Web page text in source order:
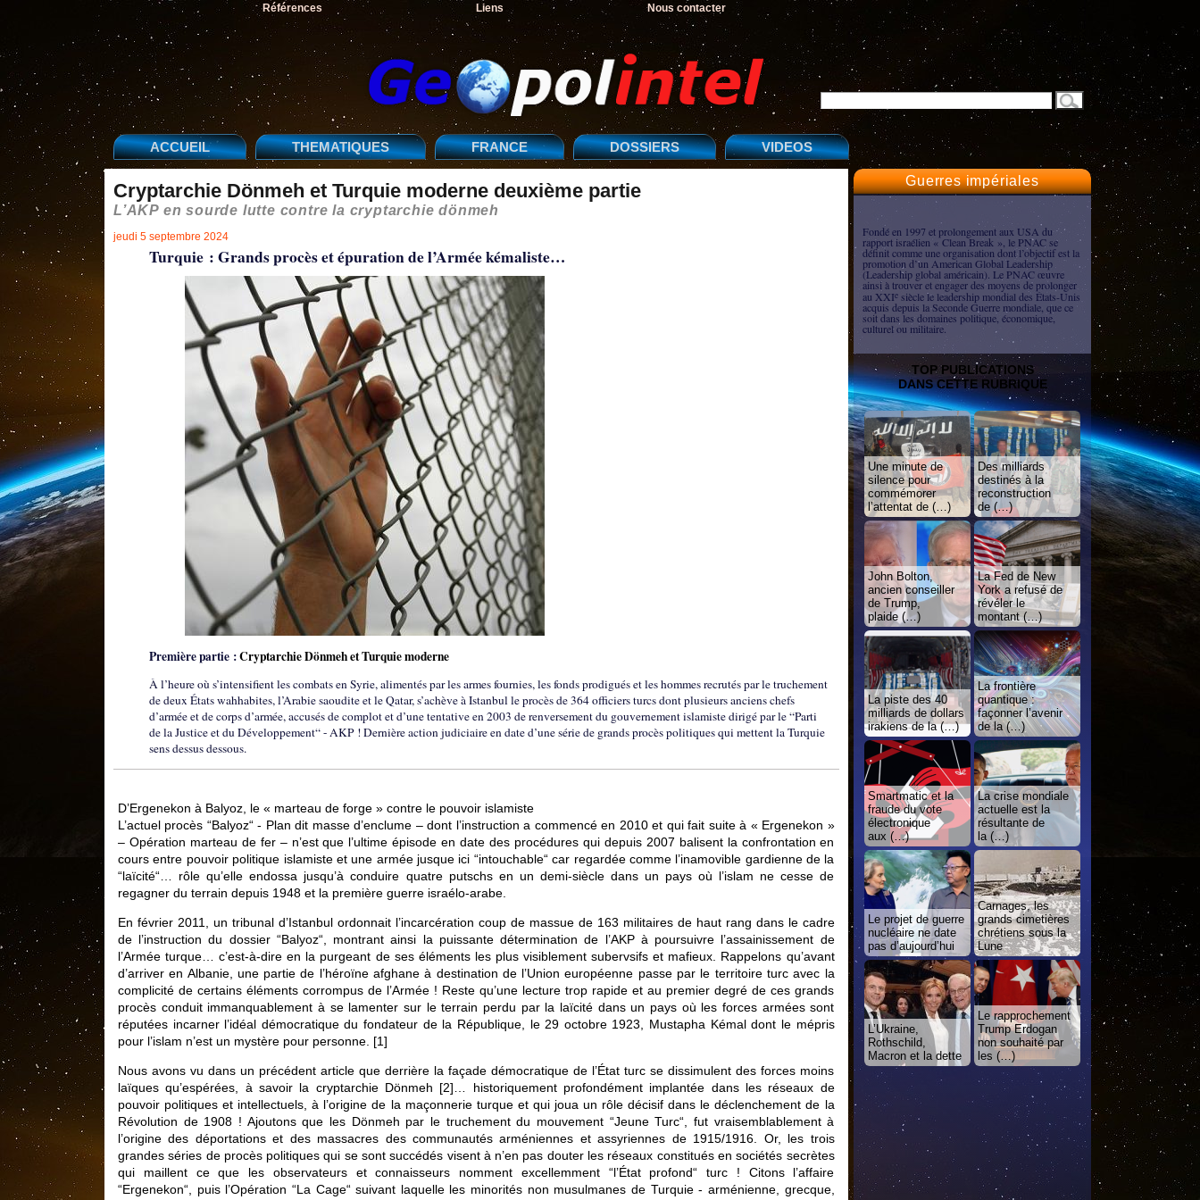
Références Liens Nous contacter
ACCUEIL THEMATIQUES FRANCE DOSSIERS VIDEOS
Cryptarchie Dönmeh et Turquie moderne deuxième partie
L’AKP en sourde lutte contre la cryptarchie dönmeh
jeudi 5 septembre 2024
Turquie : Grands procès et épuration de l’Armée kémaliste…
Première partie :Cryptarchie Dönmeh et Turquie moderne
À l’heure où s’intensifient les combats en Syrie, alimentés par les armes fournies, les fonds prodigués et les hommes recrutés par le truchement
de deux États wahhabites, l’Arabie saoudite et le Qatar, s’achève à Istanbul le procès de 364 officiers turcs dont plusieurs anciens chefs
d’armée et de corps d’armée, accusés de complot et d’une tentative en 2003 de renversement du gouvernement islamiste dirigé par le “Parti
de la Justice et du Développement“ - AKP ! Dernière action judiciaire en date d’une série de grands procès politiques qui mettent la Turquie
sens dessus dessous.
D’Ergenekon à Balyoz, le « marteau de forge » contre le pouvoir islamiste
L’actuel procès “Balyoz“ - Plan dit masse d’enclume – dont l’instruction a commencé en 2010 et qui fait suite à « Ergenekon »
– Opération marteau de fer – n’est que l’ultime épisode en date des procédures qui depuis 2007 balisent la confrontation en
cours entre pouvoir politique islamiste et une armée jusque ici “intouchable“ car regardée comme l’inamovible gardienne de la
“laïcité“… rôle qu’elle endossa jusqu’à conduire quatre putschs en un demi-siècle dans un pays où l’islam ne cesse de
regagner du terrain depuis 1948 et la première guerre israélo-arabe.
En février 2011, un tribunal d’Istanbul ordonnait l’incarcération coup de massue de 163 militaires de haut rang dans le cadre
de l’instruction du dossier “Balyoz“, montrant ainsi la puissante détermination de l’AKP à poursuivre l’assainissement de
l’Armée turque… c’est-à-dire en la purgeant de ses éléments les plus visiblement subervsifs et mafieux. Rappelons qu’avant
d’arriver en Albanie, une partie de l’héroïne afghane à destination de l’Union européenne passe par le territoire turc avec la
complicité de certains éléments corrompus de l’Armée ! Reste qu’une lecture trop rapide et au premier degré de ces grands
procès conduit immanquablement à se lamenter sur le terrain perdu par la laïcité dans un pays où les forces armées sont
réputées incarner l’idéal démocratique du fondateur de la République, le 29 octobre 1923, Mustapha Kémal dont le mépris
pour l’islam n’est un mystère pour personne. [1]
Nous avons vu dans un précédent article que derrière la façade démocratique de l’État turc se dissimulent des forces moins
laïques qu’espérées, à savoir la cryptarchie Dönmeh [2] … historiquement profondément implantée dans les réseaux de
pouvoir politiques et intellectuels, à l’origine de la maçonnerie turque et qui joua un rôle décisif dans le déclenchement de la
Révolution de 1908 ! Ajoutons que les Dönmeh par le truchement du mouvement “Jeune Turc“, fut vraisemblablement à
l’origine des déportations et des massacres des communautés arméniennes et assyriennes de 1915/1916. Or, les trois
grandes séries de procès politiques qui se sont succédés visent à n’en pas douter les réseaux constitués en sociétés secrètes
qui maillent ce que les observateurs et connaisseurs nomment excellemment “l’État profond“ turc ! Citons l’affaire
“Ergenekon“, puis l’Opération “La Cage“ suivant laquelle les minorités non musulmanes de Turquie - arménienne, grecque,
Guerres impériales
Fondé en 1997 et prolongement aux USA du
rapport israélien « Clean Break », le PNAC se
définit comme une organisation dont l’objectif est la
promotion d’un American Global Leadership
(Leadership global américain). Le PNAC œuvre
ainsi à trouver et engager des moyens de prolonger
au XXIe siècle le leadership mondial des États-Unis
acquis depuis la Seconde Guerre mondiale, que ce
soit dans les domaines politique, économique,
culturel ou militaire.
TOP PUBLICATIONS
DANS CETTE RUBRIQUE
Une minute de
silence pour
commémorer
l’attentat de (…)
Des milliards
destinés à la
reconstruction
de (…)
John Bolton,
ancien conseiller
de Trump,
plaide (…)
La Fed de New
York a refusé de
révéler le
montant (…)
La piste des 40
milliards de dollars
irakiens de la (…)
La frontière
quantique :
façonner l’avenir
de la (…)
Smartmatic et la
fraude du vote
électronique
aux (…)
La crise mondiale
actuelle est la
résultante de
la (…)
Le projet de guerre
nucléaire ne date
pas d’aujourd’hui
Carnages, les
grands cimetières
chrétiens sous la
Lune
L’Ukraine,
Rothschild,
Macron et la dette
Le rapprochement
Trump Erdogan
non souhaité par
les (…)